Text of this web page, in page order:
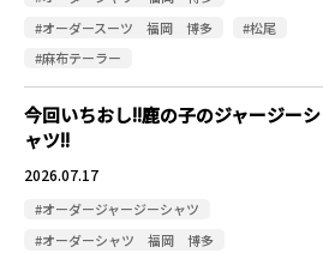
#オーダースーツ 福岡 博多
#松尾
#麻布テーラー
今回いちおし!!鹿の子のジャージーシ
ャツ!!
2026.07.17
#オーダージャージーシャツ
#オーダーシャツ 福岡 博多